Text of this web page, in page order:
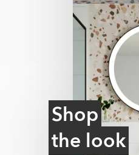
Shop
the look